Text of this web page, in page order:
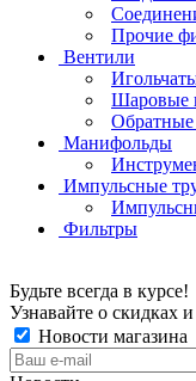
Прочие
Вентили
Шаровые
Манифольды
Импульсные
Фильтры
Будьте всегда в курсе!
Узнавайте о скидках
Новости магазина